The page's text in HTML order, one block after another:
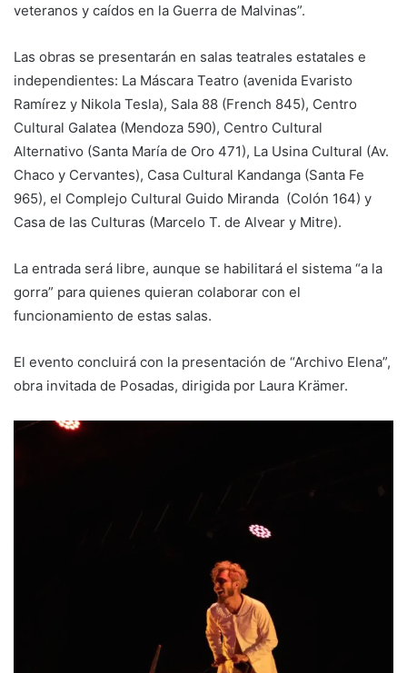
veteranos y caídos en la Guerra de Malvinas”.
Las obras se presentarán en salas teatrales estatales e
independientes: La Máscara Teatro (avenida Evaristo
Ramírez y Nikola Tesla), Sala 88 (French 845), Centro
Cultural Galatea (Mendoza 590), Centro Cultural
Alternativo (Santa María de Oro 471), La Usina Cultural (Av.
Chaco y Cervantes), Casa Cultural Kandanga (Santa Fe
965), el Complejo Cultural Guido Miranda (Colón 164) y
Casa de las Culturas (Marcelo T. de Alvear y Mitre).
La entrada será libre, aunque se habilitará el sistema “a la
gorra” para quienes quieran colaborar con el
funcionamiento de estas salas.
El evento concluirá con la presentación de “Archivo Elena”,
obra invitada de Posadas, dirigida por Laura Krämer.